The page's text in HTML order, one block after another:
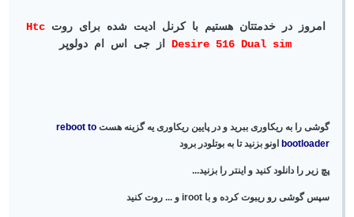
امروز در خدمتتان هستیم با کرنل ادیت شده برای روتHtc
Desire 516 Dual simاز جی اس ام دولوپر
گوشی را به ریکاوری ببرید و در پایین ریکاوری یه گزینه هستreboot to
bootloaderاونو بزنید تا به بوتلودر برود
پچ زیر را دانلود کنید و اینتر را بزنید...
سپس گوشی رو ریبوت کرده و با iroot و ... روت کنید